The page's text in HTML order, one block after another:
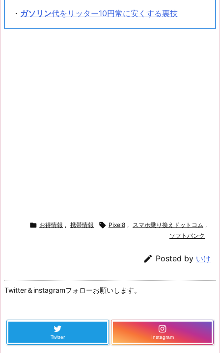
・ ガソリン代をリッター10円常に安くする裏技
 お得情報 , 携帯情報  Pixel8 , スマホ乗り換えドットコム ,
ソフトバンク
 Posted by いけ
Twitter＆instagramフォローお願いします。
Twitter Instagram